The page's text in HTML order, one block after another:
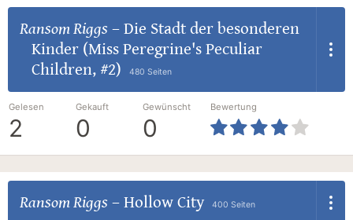
Ransom Riggs – Die Stadt der besonderen
Kinder (Miss Peregrine's Peculiar
Children, #2)
480 Seiten
Gelesen
2
Gekauft
0
Gewünscht
0
Bewertung
Ransom Riggs – Hollow City 400 Seiten